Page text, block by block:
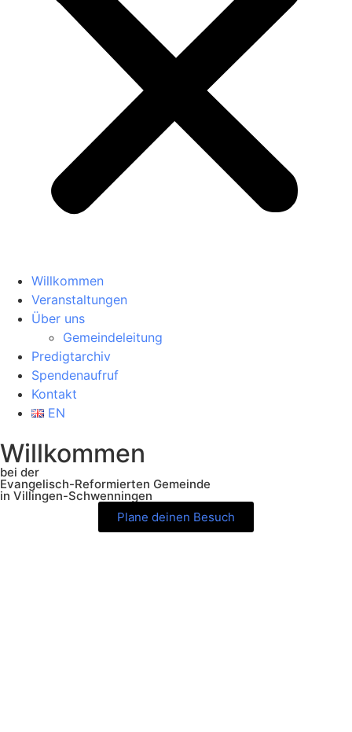
Willkommen
Veranstaltungen
Über uns
Gemeindeleitung
Predigtarchiv
Spendenaufruf
Kontakt
EN
Willkommen
bei der
Evangelisch-Reformierten Gemeinde
in Villingen-Schwenningen
Plane deinen Besuch